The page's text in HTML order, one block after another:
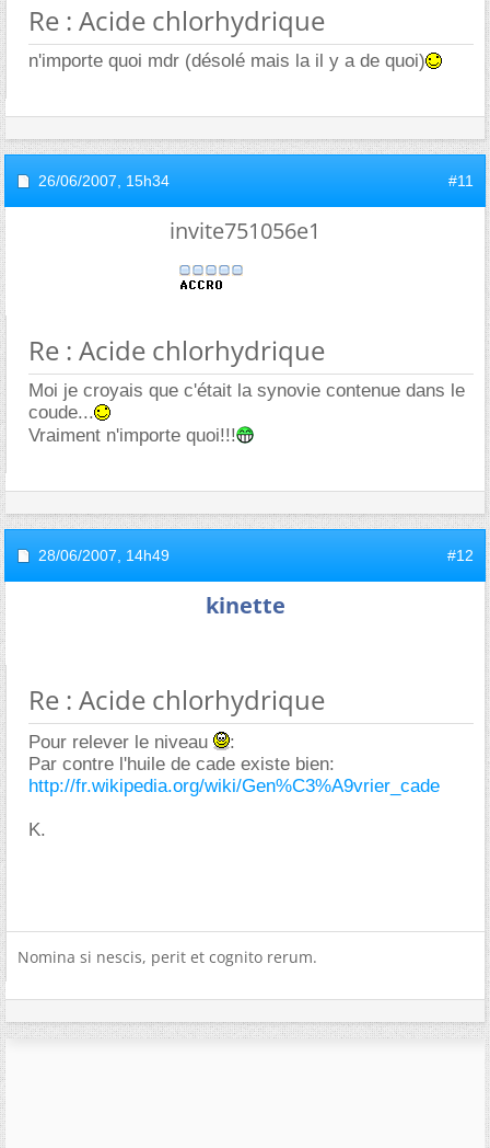
Re : Acide chlorhydrique
n'importe quoi mdr (désolé mais la il y a de quoi)
26/06/2007, 15h34 #11
invite751056e1
Re : Acide chlorhydrique
Moi je croyais que c'était la synovie contenue dans le
coude...
Vraiment n'importe quoi!!!
28/06/2007, 14h49 #12
kinette
Re : Acide chlorhydrique
Pour relever le niveau
:
Par contre l'huile de cade existe bien:
http://fr.wikipedia.org/wiki/Gen%C3%A9vrier_cade
K.
Nomina si nescis, perit et cognito rerum.